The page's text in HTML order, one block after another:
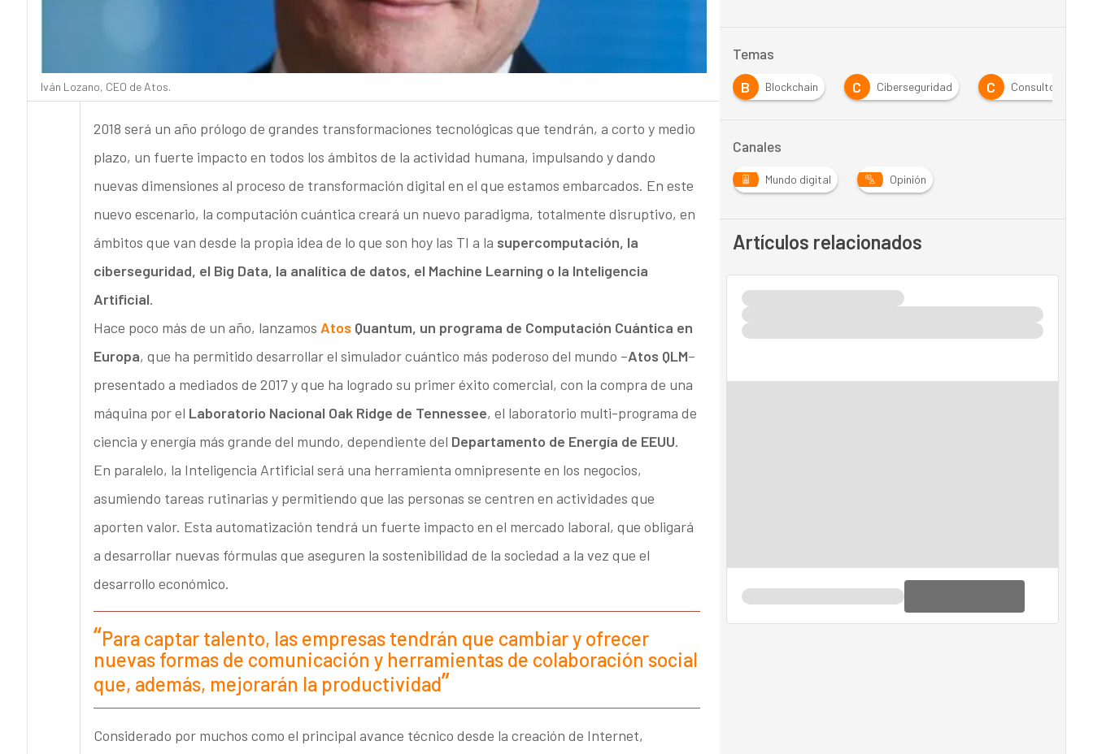
Iván Lozano, CEO de Atos.
2018 será un año prólogo de grandes transformaciones tecnológicas que tendrán, a corto y medio
plazo, un fuerte impacto en todos los ámbitos de la actividad humana, impulsando y dando
nuevas dimensiones al proceso de transformación digital en el que estamos embarcados. En este
nuevo escenario, la computación cuántica creará un nuevo paradigma, totalmente disruptivo, en
ámbitos que van desde la propia idea de lo que son hoy las TI a la supercomputación, la
ciberseguridad, el Big Data, la analítica de datos, el Machine Learning o la Inteligencia
Artificial.
Hace poco más de un año, lanzamos Atos Quantum, un programa de Computación Cuántica en
Europa, que ha permitido desarrollar el simulador cuántico más poderoso del mundo –Atos QLM–
presentado a mediados de 2017 y que ha logrado su primer éxito comercial, con la compra de una
máquina por el Laboratorio Nacional Oak Ridge de Tennessee, el laboratorio multi-programa de
ciencia y energía más grande del mundo, dependiente del Departamento de Energía de EEUU.
En paralelo, la Inteligencia Artificial será una herramienta omnipresente en los negocios,
asumiendo tareas rutinarias y permitiendo que las personas se centren en actividades que
aporten valor. Esta automatización tendrá un fuerte impacto en el mercado laboral, que obligará
a desarrollar nuevas fórmulas que aseguren la sostenibilidad de la sociedad a la vez que el
desarrollo económico.
Para captar talento, las empresas tendrán que cambiar y ofrecer
nuevas formas de comunicación y herramientas de colaboración social
que, además, mejorarán la productividad
Considerado por muchos como el principal avance técnico desde la creación de Internet,
Temas
B Blockchain C Ciberseguridad C Consultoría
Canales
Mundo digital Opinión
Artículos relacionados